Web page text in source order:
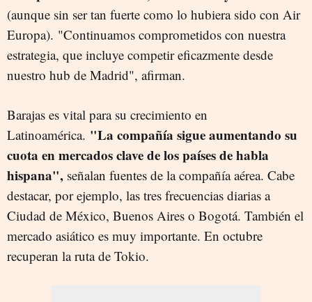
(aunque sin ser tan fuerte como lo hubiera sido con Air
Europa). "Continuamos comprometidos con nuestra
estrategia, que incluye competir eficazmente desde
nuestro hub de Madrid", afirman.
Barajas es vital para su crecimiento en
Latinoamérica. "La compañía sigue aumentando su
cuota en mercados clave de los países de habla
hispana", señalan fuentes de la compañía aérea. Cabe
destacar, por ejemplo, las tres frecuencias diarias a
Ciudad de México, Buenos Aires o Bogotá. También el
mercado asiático es muy importante. En octubre
recuperan la ruta de Tokio.